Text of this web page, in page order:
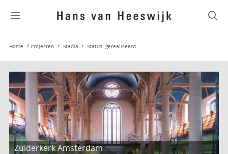
Home Projecten Stadia Status: gerealiseerd
Zuiderkerk Amsterdam